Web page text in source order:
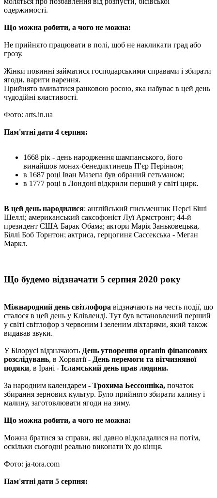
одержимості.
Що можна робити, а чого не можна:
Не прийнято працювати в полі, щоб не накликати град або
грозу.
Жінки повинні займатися господарськими справами і збирати
ягоди, варити варення.
Прийнято вмиватися ранковою росою, яка набуває в цей день
чудодійні властивості.
Фото: arts.in.ua
Пам'ятні дати 4 серпня:
1668 рік - день народження шампанського, його
винайшов монах-бенедиктинець П'єр Періньон;
в 1687 році Іван Мазепа був обраний гетьманом;
в 1777 році в Лондоні відкрили перший у світі цирк.
В цей день народилися: англійський письменник Персі Біші
Шеллі; американський саксофоніст Луї Армстронг; 44-й
президент США Барак Обама; актори Марія Заньковецька,
Біллі Боб Торнтон; актриса, герцогиня Сассекська - Меган
Маркл.
Що будемо відзначати 5 серпня 2020 року
Міжнародний день світлофора відзначають на честь події, що
сталося в цей день у Клівленді. Тут був встановлений перший
у світі світлофор з червоним і зеленим ліхтарями, який також
видавав звуки.
У Білорусі відзначають День утворення органів фінансових
розслідувань, в Хорватії - День перемоги та вітчизняної
подяки, в Ірані - Ісламський день прав людини.
За народним календарем - Трохима Бессонніка, початок
збирання зернових культур. Було прийнято збирати калину і
малину, заготовлювати ягоди на зиму.
Що можна робити, а чого не можна:
Можна братися за справи, які давно відкладалися на потім,
оскільки сьогодні реально виконати їх до кінця.
Фото: ja-tora.com
Пам'ятні дати 5 серпня: